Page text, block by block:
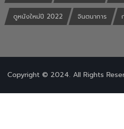
ดูหนังใหม่ปี 2022 จินตนาการ
Copyright © 2024. All Rights